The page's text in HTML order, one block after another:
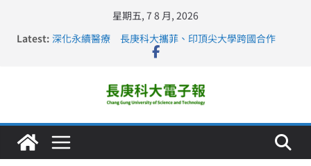
星期五, 7 8 月, 2026
Latest: 深化永續醫療 長庚科大攜菲、印頂尖大學跨國合作
長庚科大訪凱瑟醫療集團、美容學校收穫豐
仁德醫專與長庚科大締結策略聯盟 培育護理尖兵
長庚科大連四年穩居《遠見》醫學大學第5名 辦學實力再